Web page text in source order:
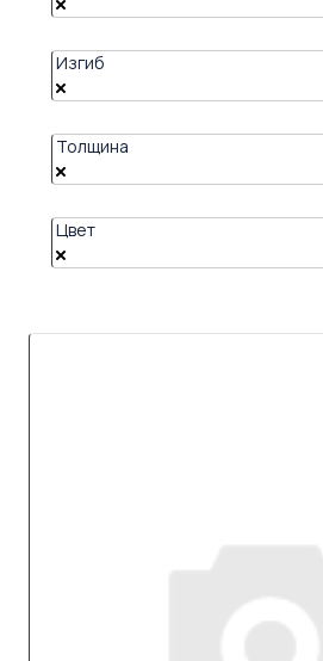
Изгиб
Толщина
Цвет